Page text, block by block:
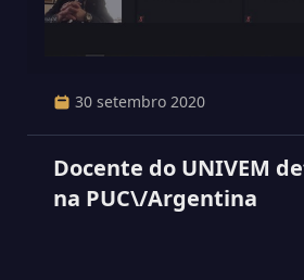
30 setembro 2020
Docente do UNIVEM
na PUC\/Argentina